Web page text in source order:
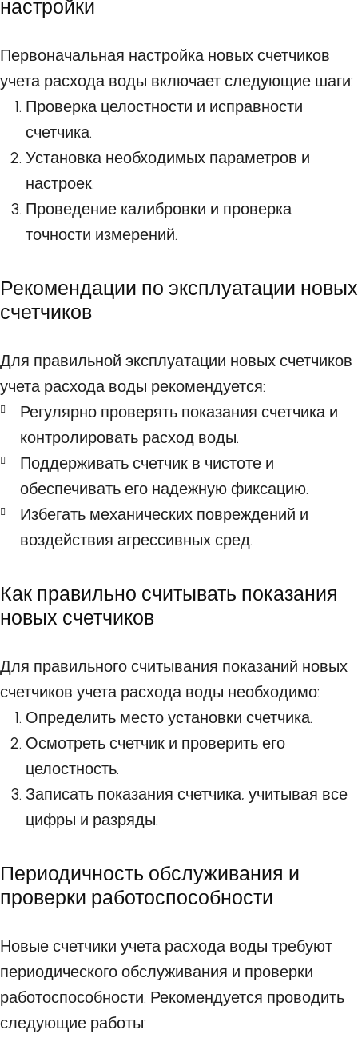
настройки
Первоначальная настройка новых счетчиков
учета расхода воды включает следующие шаги:
Проверка целостности и исправности
счетчика.
Установка необходимых параметров и
настроек.
Проведение калибровки и проверка
точности измерений.
Рекомендации по эксплуатации новых
счетчиков
Для правильной эксплуатации новых счетчиков
учета расхода воды рекомендуется:
Регулярно проверять показания счетчика и
контролировать расход воды.
Поддерживать счетчик в чистоте и
обеспечивать его надежную фиксацию.
Избегать механических повреждений и
воздействия агрессивных сред.
Как правильно считывать показания
новых счетчиков
Для правильного считывания показаний новых
счетчиков учета расхода воды необходимо:
Определить место установки счетчика.
Осмотреть счетчик и проверить его
целостность.
Записать показания счетчика, учитывая все
цифры и разряды.
Периодичность обслуживания и
проверки работоспособности
Новые счетчики учета расхода воды требуют
периодического обслуживания и проверки
работоспособности. Рекомендуется проводить
следующие работы: